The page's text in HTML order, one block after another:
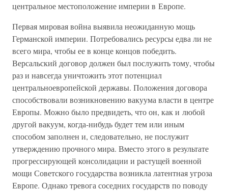
центральное местоположение империи в Европе.
Первая мировая война выявила неожиданную мощь
Германской империи. Потребовались ресурсы едва ли не
всего мира, чтобы ее в конце концов победить.
Версальский договор должен был послужить тому, чтобы
раз и навсегда уничтожить этот потенциал
центральноевропейской державы. Положения договора
способствовали возникновению вакуума власти в центре
Европы. Можно было предвидеть, что он, как и любой
другой вакуум, когда-нибудь будет тем или иным
способом заполнен и, следовательно, не послужит
утверждению прочного мира. Вместо этого в результате
прогрессирующей консолидации и растущей военной
мощи Советского государства возникла латентная угроза
Европе. Однако тревога соседних государств по поводу